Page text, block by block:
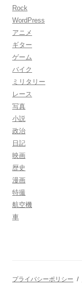
Rock
WordPress
アニメ
ギター
ゲーム
バイク
ミリタリー
レース
写真
小説
政治
日記
映画
歴史
漫画
特撮
航空機
車
プライバシーポリシー